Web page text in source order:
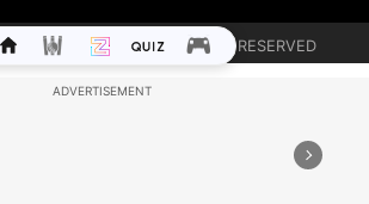
LIMITED. ALL RIGHTS RESERVED